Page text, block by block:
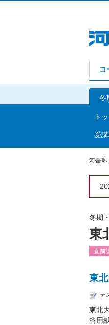
コ
冬
ト
受
河合塾
東
冬期
直前
東
テ
東北
答用